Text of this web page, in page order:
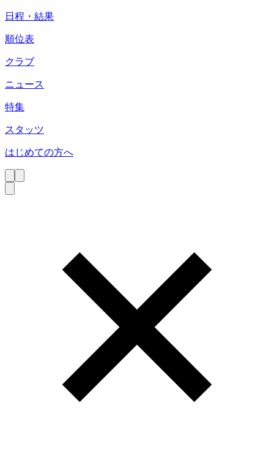
日程・結果
順位表
クラブ
ニュース
特集
スタッツ
はじめての方へ